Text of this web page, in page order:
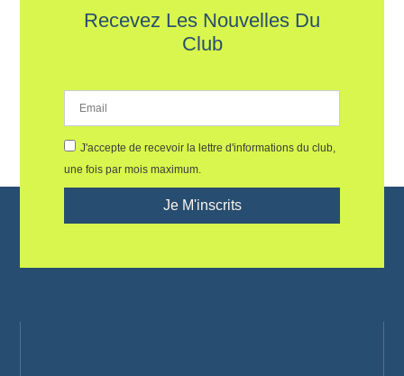
Recevez Les Nouvelles Du
Club
J'accepte de recevoir la lettre d'informations du club,
une fois par mois maximum.
Je M'inscrits